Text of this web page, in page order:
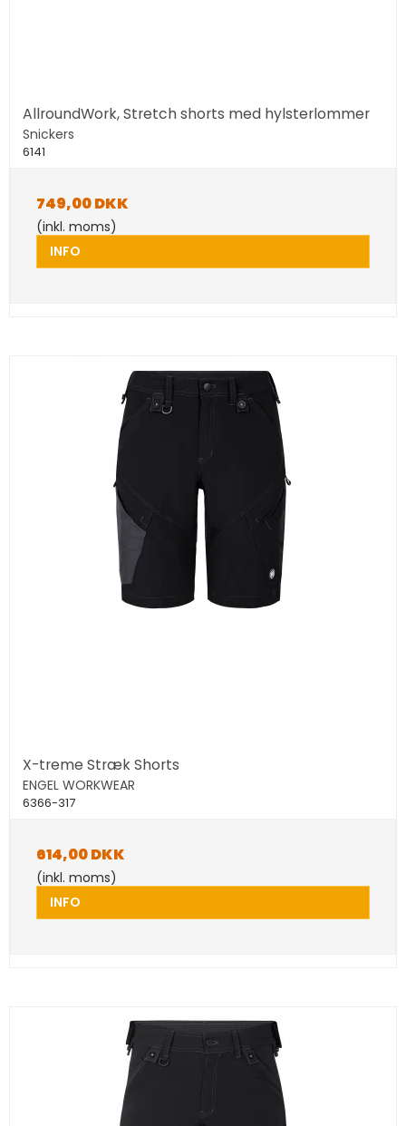
AllroundWork, Stretch shorts med hylsterlommer
Snickers
6141
749,00 DKK
(inkl. moms)
INFO
X-treme Stræk Shorts
ENGEL WORKWEAR
6366-317
614,00 DKK
(inkl. moms)
INFO